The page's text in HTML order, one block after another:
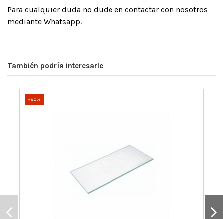
Para cualquier duda no dude en contactar con nosotros
mediante Whatsapp.
También podría interesarle
-20%